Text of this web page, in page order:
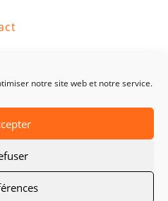
notre site web et notre service.